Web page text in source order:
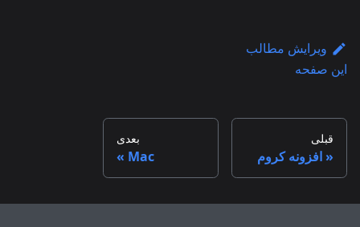
ویرایش مطالب
این صفحه
قبلی
افزونه کروم
بعدی
Mac